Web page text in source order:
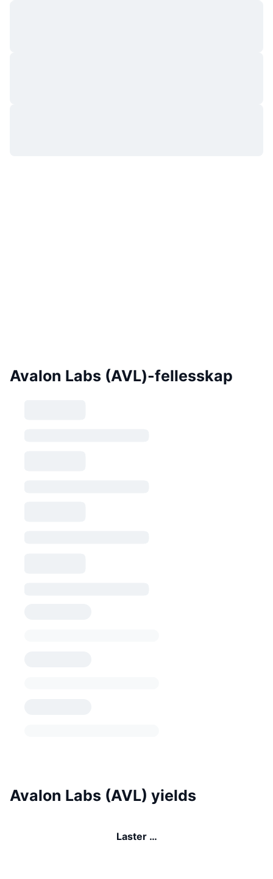
Avalon Labs (AVL)-fellesskap
Avalon Labs (AVL) yields
Laster …